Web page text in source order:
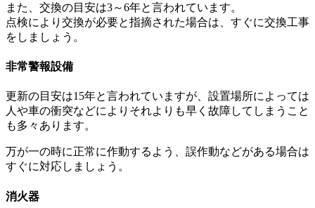
また、交換の目安は3～6年と言われています。
点検により交換が必要と指摘された場合は、すぐに交換工事
をしましょう。
非常警報設備
更新の目安は15年と言われていますが、設置場所によっては
人や車の衝突などによりそれよりも早く故障してしまうこと
も多々あります。
万が一の時に正常に作動するよう、誤作動などがある場合は
すぐに対応しましょう。
消火器